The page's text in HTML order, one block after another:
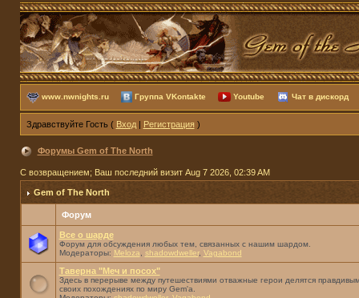
www.nwnights.ru Группа VKontakte Youtube Чат в дискорд
Здравствуйте Гость ( Вход| Регистрация)
Форумы Gem of The North
С возвращением; Ваш последний визит Aug 7 2026, 02:39 AM
Gem of The North
Форум
Все о шарде
Форум для обсуждения любых тем, связанных с нашим шардом.
Модераторы: Meloza shadowdweller, Vagabond
Таверна "Меч и посох"
Здесь в перерыве между путешествиями отважные герои делятся
своих похождениях по миру Gem'а.